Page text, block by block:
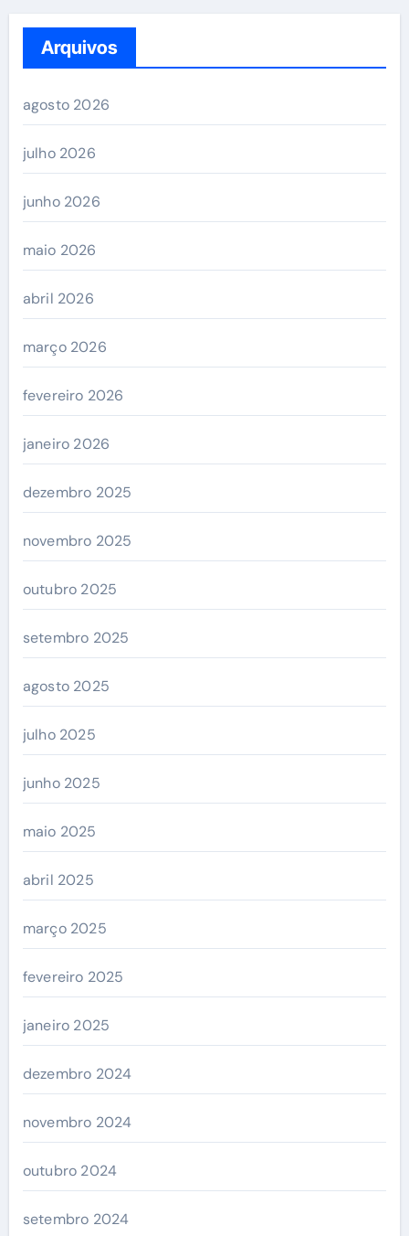
Arquivos
agosto 2026
julho 2026
junho 2026
maio 2026
abril 2026
março 2026
fevereiro 2026
janeiro 2026
dezembro 2025
novembro 2025
outubro 2025
setembro 2025
agosto 2025
julho 2025
junho 2025
maio 2025
abril 2025
março 2025
fevereiro 2025
janeiro 2025
dezembro 2024
novembro 2024
outubro 2024
setembro 2024